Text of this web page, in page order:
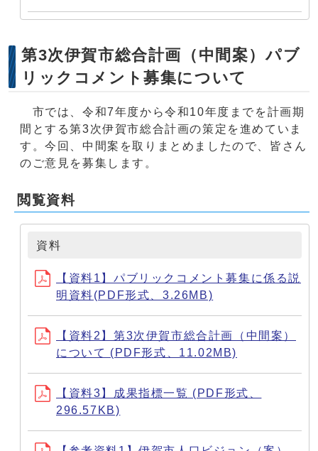
第3次伊賀市総合計画（中間案）パブ
リックコメント募集について
市では、令和7年度から令和10年度までを計画期
間とする第3次伊賀市総合計画の策定を進めていま
す。今回、中間案を取りまとめましたので、皆さん
のご意見を募集します。
閲覧資料
資料
【資料1】パブリックコメント募集に係る説
明資料(PDF形式、3.26MB)
【資料2】第3次伊賀市総合計画（中間案）
について (PDF形式、11.02MB)
【資料3】成果指標一覧 (PDF形式、
296.57KB)